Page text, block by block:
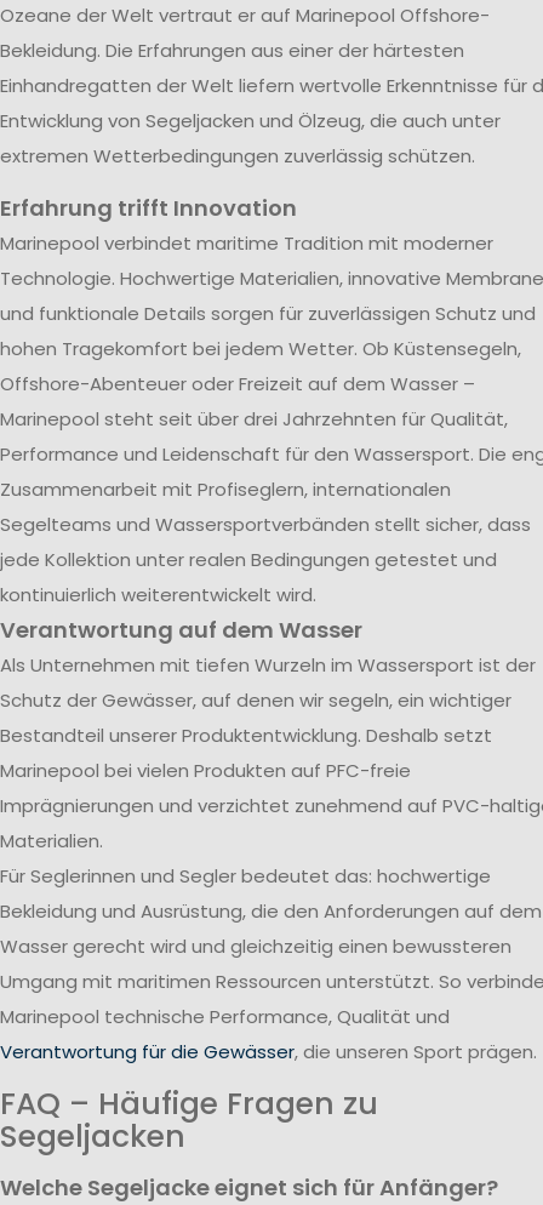
Ozeane der Welt vertraut er auf Marinepool Offshore-
Bekleidung. Die Erfahrungen aus einer der härtesten
Einhandregatten der Welt liefern wertvolle Erkenntnisse für
Entwicklung von Segeljacken und Ölzeug, die auch unter
extremen Wetterbedingungen zuverlässig schützen.
Erfahrung trifft Innovation
Marinepool verbindet maritime Tradition mit moderner
Technologie. Hochwertige Materialien, innovative
und funktionale Details sorgen für zuverlässigen Schutz und
hohen Tragekomfort bei jedem Wetter. Ob Küstensegeln,
Offshore-Abenteuer oder Freizeit auf dem Wasser –
Marinepool steht seit über drei Jahrzehnten für Qualität,
Performance und Leidenschaft für den Wassersport. Die
Zusammenarbeit mit Profiseglern, internationalen
Segelteams und Wassersportverbänden stellt sicher, dass
jede Kollektion unter realen Bedingungen getestet und
kontinuierlich weiterentwickelt wird.
Verantwortung auf dem Wasser
Als Unternehmen mit tiefen Wurzeln im Wassersport ist der
Schutz der Gewässer, auf denen wir segeln, ein wichtiger
Bestandteil unserer Produktentwicklung. Deshalb setzt
Marinepool bei vielen Produkten auf PFC-freie
Imprägnierungen und verzichtet zunehmend auf PVC-
Materialien.
Für Seglerinnen und Segler bedeutet das: hochwertige
Bekleidung und Ausrüstung, die den Anforderungen auf dem
Wasser gerecht wird und gleichzeitig einen bewussteren
Umgang mit maritimen Ressourcen unterstützt. So
Marinepool technische Performance, Qualität und
Verantwortung für die Gewässer, die unseren Sport prägen.
FAQ – Häufige Fragen zu
Segeljacken
Welche Segeljacke eignet sich für Anfänger?